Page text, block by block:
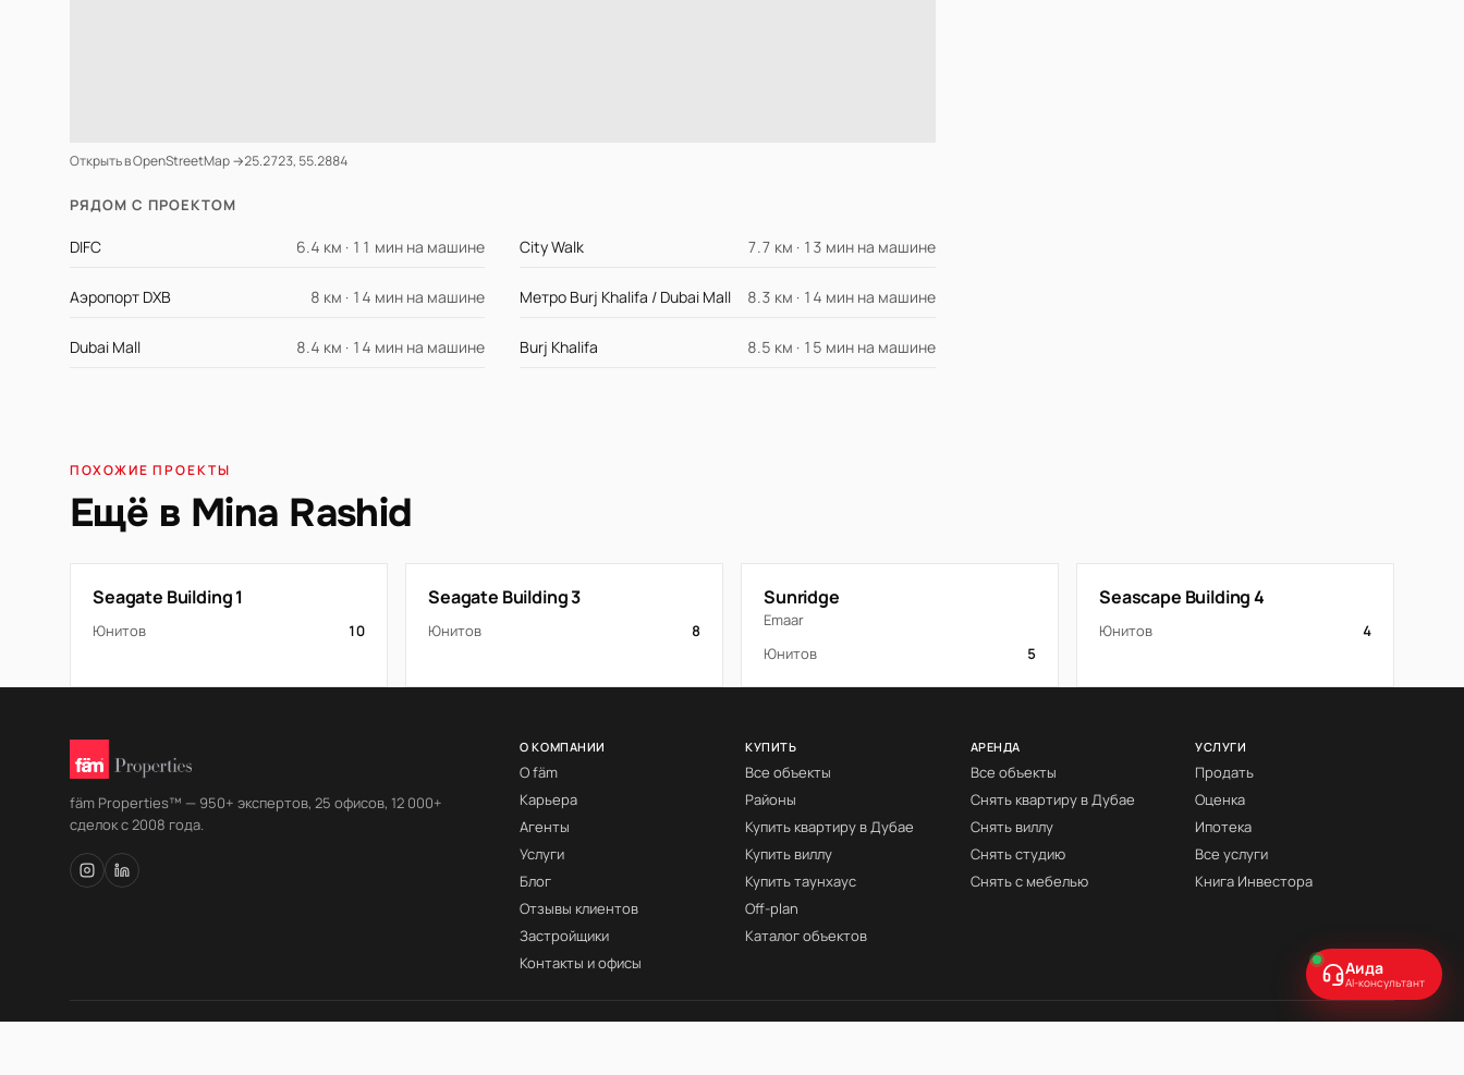
Открыть в OpenStreetMap →25.2723, 55.2884
РЯДОМ С ПРОЕКТОМ
DIFC 6.4 км · 11 мин на машине City Walk 7.7 км · 13 мин на машине
Аэропорт DXB 8 км · 14 мин на машине Метро Burj Khalifa / Dubai Mall 8.3 км · 14 мин на машине
Dubai Mall 8.4 км · 14 мин на машине Burj Khalifa 8.5 км · 15 мин на машине
ПОХОЖИЕ ПРОЕКТЫ
Ещё в Mina Rashid
Seagate Building 1
Юнитов 10
Seagate Building 3
Юнитов 8
Sunridge
Emaar
Юнитов
5
Seascape Building 4
Юнитов 4
Аида
AI-консультант
fäm Properties™ — 950+ экспертов, 25 офисов, 12 000+
сделок с 2008 года.
О КОМПАНИИ
О fäm
Карьера
Агенты
Услуги
Блог
Отзывы клиентов
Застройщики
Контакты и офисы
КУПИТЬ
Все объекты
Районы
Купить квартиру в Дубае
Купить виллу
Купить таунхаус
Off-plan
Каталог объектов
АРЕНДА
Все объекты
Снять квартиру в Дубае
Снять виллу
Снять студию
Снять с мебелью
УСЛУГИ
Продать
Оценка
Ипотека
Все услуги
Книга Инвестора